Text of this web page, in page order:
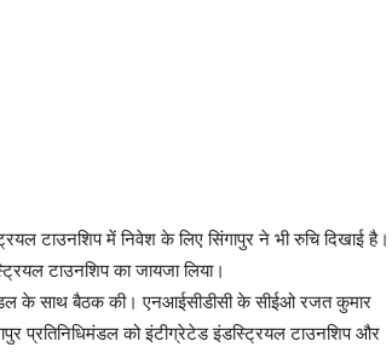
टाउनशिप में निवेश के लिए सिंगापुर ने भी रुचि दिखाई है।
टाउनशिप का जायजा लिया।
के साथ बैठक की। एनआईसीडीसी के सीईओ रजत कुमार
प्रतिनिधिमंडल को इंटीग्रेटेड इंडस्ट्रियल टाउनशिप और